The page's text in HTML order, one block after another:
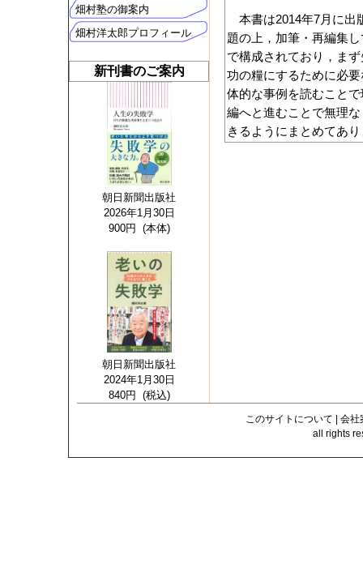
畑村塾の御案内
畑村洋太郎プロフィール
新刊書のご案内
朝日新聞出版社
2026年1月30日
900円 (本体)
朝日新聞出版社
2024年1月30日
840円 (税込)
本書は2014年7月に出
題の上，加筆・再編集
で構成されており，ま
功の糧にするために必
体的な事例を読むこと
編へと進むことで無理
きるようにまとめてあ
このサイトについて | 会社
all rights